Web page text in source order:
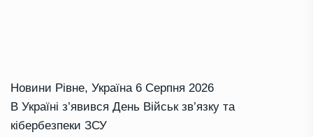
Новини Рівне, Україна 6 Серпня 2026
В Україні з’явився День Військ зв’язку та
кібербезпеки ЗСУ